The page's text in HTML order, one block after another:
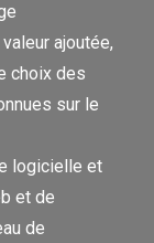
ajoutée,
choix des
sur le
logicielle et
et de
de